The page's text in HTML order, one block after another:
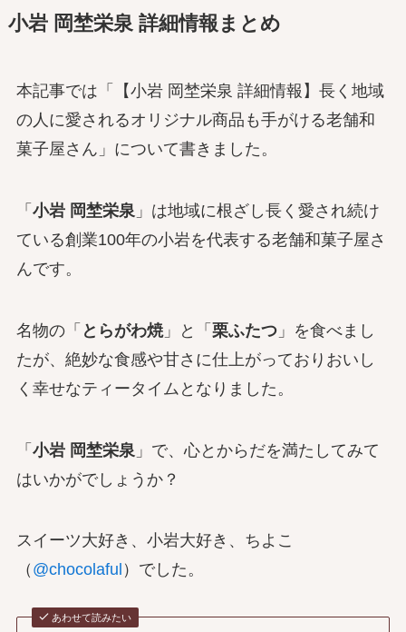
小岩 岡埜栄泉 詳細情報まとめ
本記事では「【小岩 岡埜栄泉 詳細情報】長く地域
の人に愛されるオリジナル商品も手がける老舗和
菓子屋さん」について書きました。
「 小岩 岡埜栄泉 」は地域に根ざし長く愛され続け
ている創業100年の小岩を代表する老舗和菓子屋さ
んです。
名物の「 とらがわ焼」と「 栗ふたつ」を食べまし
たが、絶妙な食感や甘さに仕上がっておりおいし
く幸せなティータイムとなりました。
「 小岩 岡埜栄泉 」で、心とからだを満たしてみて
はいかがでしょうか？
スイーツ大好き、小岩大好き、ちよこ
（ @chocolaful ）でした。
あわせて読みたい